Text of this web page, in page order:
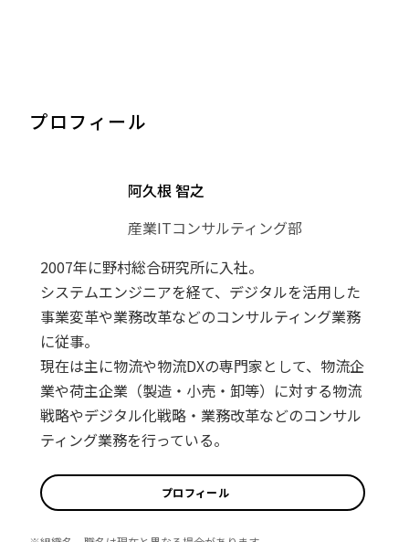
プロフィール
阿久根 智之
産業ITコンサルティング部
2007年に野村総合研究所に入社。
システムエンジニアを経て、デジタルを活用した
事業変革や業務改革などのコンサルティング業務
に従事。
現在は主に物流や物流DXの専門家として、物流企
業や荷主企業（製造・小売・卸等）に対する物流
戦略やデジタル化戦略・業務改革などのコンサル
ティング業務を行っている。
プロフィール